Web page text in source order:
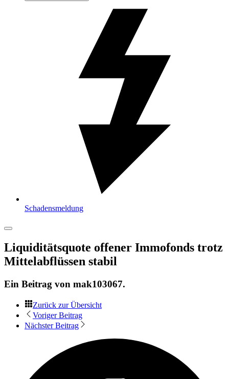
Schadensmeldung
Liquiditätsquote offener Immofonds trotz
Mittelabflüssen stabil
Ein Beitrag von mak103067.
Zurück zur Übersicht
Voriger Beitrag
Nächster Beitrag